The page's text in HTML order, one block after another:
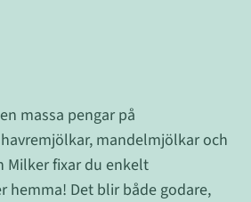
massa pengar på
mandelmjölkar och
Milker fixar du enkelt
hemma! Det blir både godare,